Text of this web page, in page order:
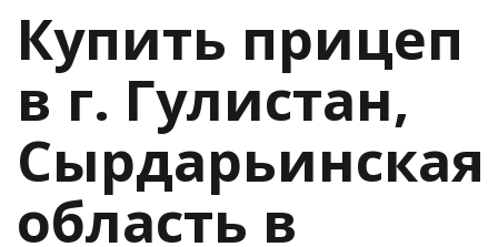
Купить прицеп
в г. Гулистан,
Сырдарьинская
область в